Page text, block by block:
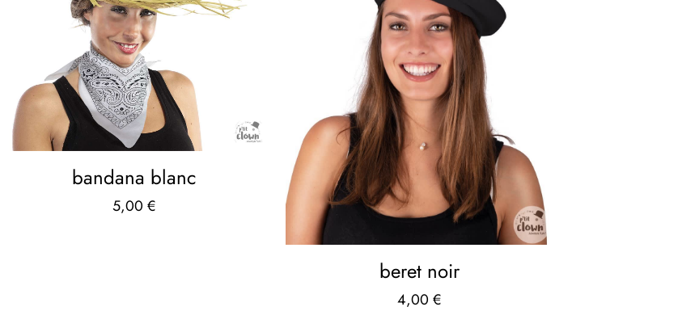
bandana blanc
5,00 €
beret noir
4,00€